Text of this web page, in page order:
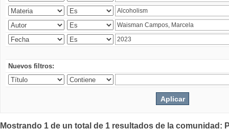
Nuevos filtros:
Mostrando 1 de un total de 1 resultados de la comunidad: